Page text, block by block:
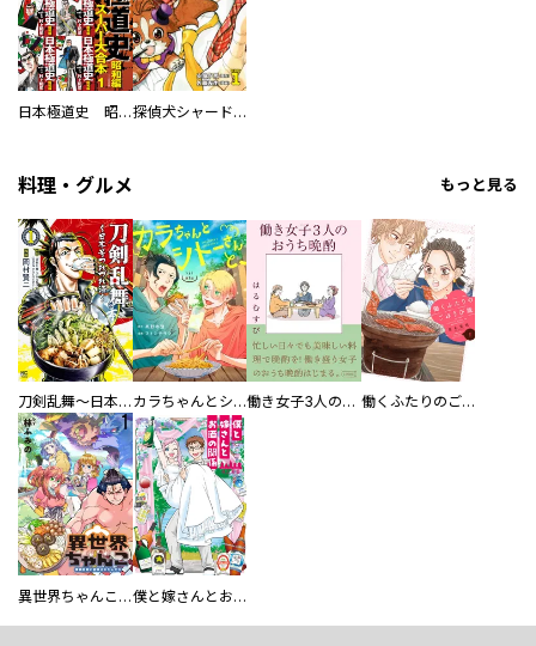
日本極道史 昭和編 スーパー大合本 探偵犬シャードック（新装版）
料理・グルメ もっと見る
刀剣乱舞～日本号つれづれ酒～ カラちゃんとシトーさんと、 【分冊版】 働き女子3人のおうち晩酌 働くふたりのごほうび飯
異世界ちゃんこ～横綱目前に召喚されたんだが～ 【連載版】 僕と嫁さんとお酒の関係